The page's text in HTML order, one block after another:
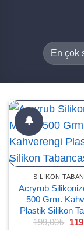
🔔
SILIKON
Acryrub
500 Grm.
Plastik Silikon
199,00₺